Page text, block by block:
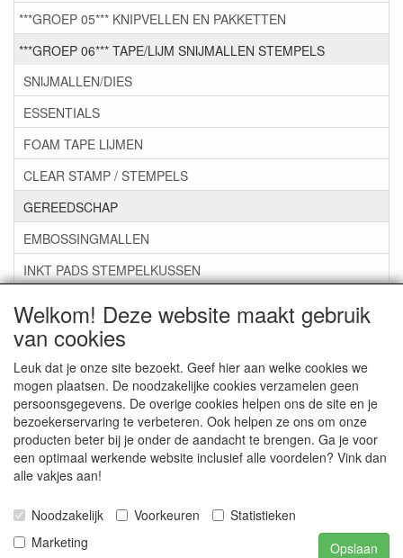
Welkom! Deze website maakt gebruik
van cookies
Leuk dat je onze site bezoekt. Geef hier aan welke cookies we
mogen plaatsen. De noodzakelijke cookies verzamelen geen
persoonsgegevens. De overige cookies helpen ons de site en je
bezoekerservaring te verbeteren. Ook helpen ze ons om onze
producten beter bij je onder de aandacht te brengen. Ga je voor
een optimaal werkende website inclusief alle voordelen? Vink dan
alle vakjes aan!
Noodzakelijk Voorkeuren
Statistieken
Marketing
Opslaan
***GROEP 05*** KNIPVELLEN EN PAKKETTEN
***GROEP 06*** TAPE/LIJM SNIJMALLEN STEMPELS
SNIJMALLEN/DIES
ESSENTIALS
FOAM TAPE LIJMEN
CLEAR STAMP / STEMPELS
GEREEDSCHAP
EMBOSSINGMALLEN
INKT PADS STEMPELKUSSEN
***GROEP 07*** KAARTEN +SCRAP TOEBEHOREN
***GROEP 08*** TEKENEN EN KLEUREN, GELPEN,MARKER
***GROEP 09*** KRALEN EN TOEBEHOREN
***GROEP 10*** WENSKAARTEN MET ENV. €0,75
Service
Artikelgroepen